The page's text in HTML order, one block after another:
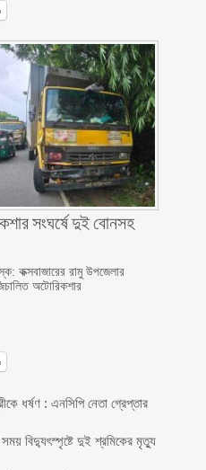
সংঘর্ষে দুই বোনসহ
রামু উপজেলার
অটোরিকশার
ধর্ষণ : এনসিপি নেতা গ্রেপ্তার
বিদ্যুৎস্পৃষ্টে দুই শ্রমিকের মৃত্যু